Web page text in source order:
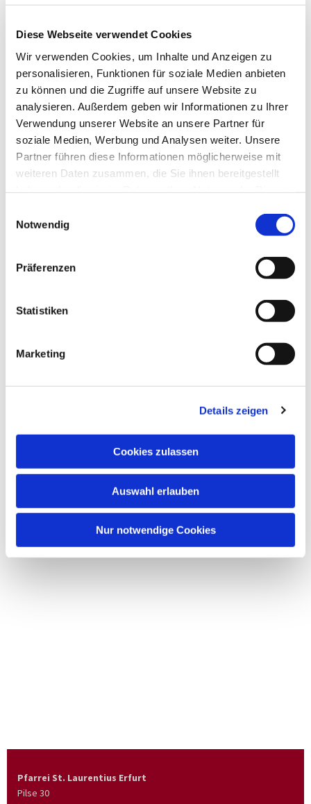
Diese Webseite verwendet Cookies
Wir verwenden Cookies, um Inhalte und Anzeigen zu
personalisieren, Funktionen für soziale Medien anbieten
zu können und die Zugriffe auf unsere Website zu
analysieren. Außerdem geben wir Informationen zu Ihrer
Verwendung unserer Website an unsere Partner für
soziale Medien, Werbung und Analysen weiter. Unsere
Partner führen diese Informationen möglicherweise mit
weiteren Daten zusammen, die Sie ihnen bereitgestellt
Notwendig
Präferenzen
Statistiken
Marketing
Details zeigen
Cookies zulassen
Auswahl erlauben
Nur notwendige Cookies
Dies könnte Sie auch
Pfarrei St. Laurentius Erfurt
Pilse 30